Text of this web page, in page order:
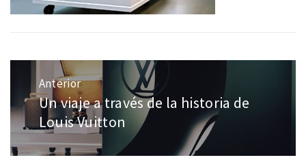
Navegación
entradas
Anterior
Entrada
anterior:
Un viaje a través de la historia de
Louis Vuitton